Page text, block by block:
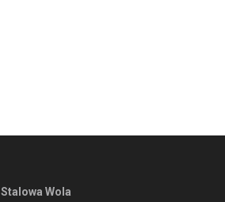
Stalowa Wola